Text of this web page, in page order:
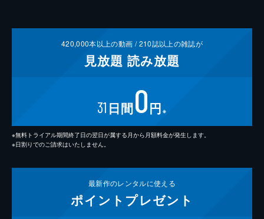
420,000本以上の動画 /210誌以上の雑誌が
見放題 読み放題
31 日間0円 ※
※無料トライアル期間終了日の翌日が属する月から月額料金が発生します。
※日割りでのご請求はいたしません。
最新作のレンタルに使える
ポイント プレゼント